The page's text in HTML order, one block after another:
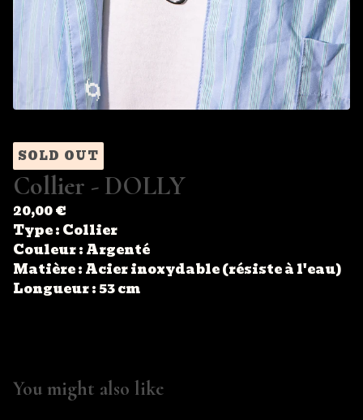
SOLD OUT
Collier - DOLLY
20,00€
Type : Collier
Couleur : Argenté
Matière : Acier inoxydable (résiste à l'eau)
Longueur : 53 cm
You might also like
🌀